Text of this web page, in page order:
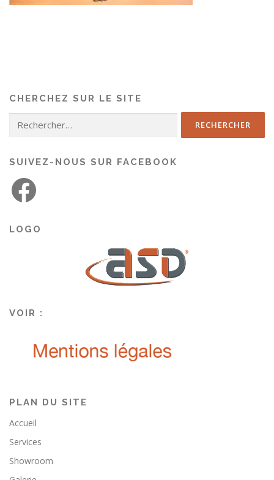
CHERCHEZ SUR LE SITE
SUIVEZ-NOUS SUR FACEBOOK
LOGO
VOIR :
PLAN DU SITE
Accueil
Services
Showroom